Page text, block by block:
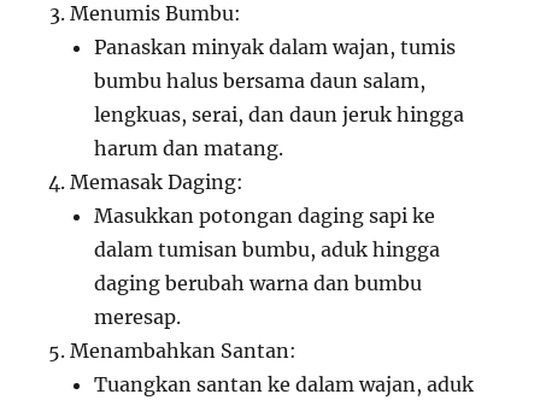
Menumis Bumbu:
Panaskan minyak dalam wajan, tumis
bumbu halus bersama daun salam,
lengkuas, serai, dan daun jeruk hingga
harum dan matang.
Memasak Daging:
Masukkan potongan daging sapi ke
dalam tumisan bumbu, aduk hingga
daging berubah warna dan bumbu
meresap.
Menambahkan Santan:
Tuangkan santan ke dalam wajan, aduk